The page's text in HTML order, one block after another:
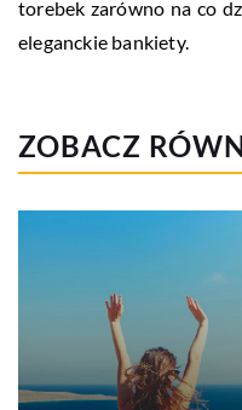
torebek zarówno na co
eleganckie bankiety.
ZOBACZ